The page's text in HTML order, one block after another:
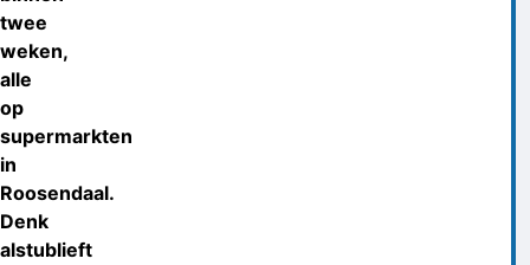
twee
weken,
alle
op
supermarkten
in
Roosendaal.
Denk
alstublieft